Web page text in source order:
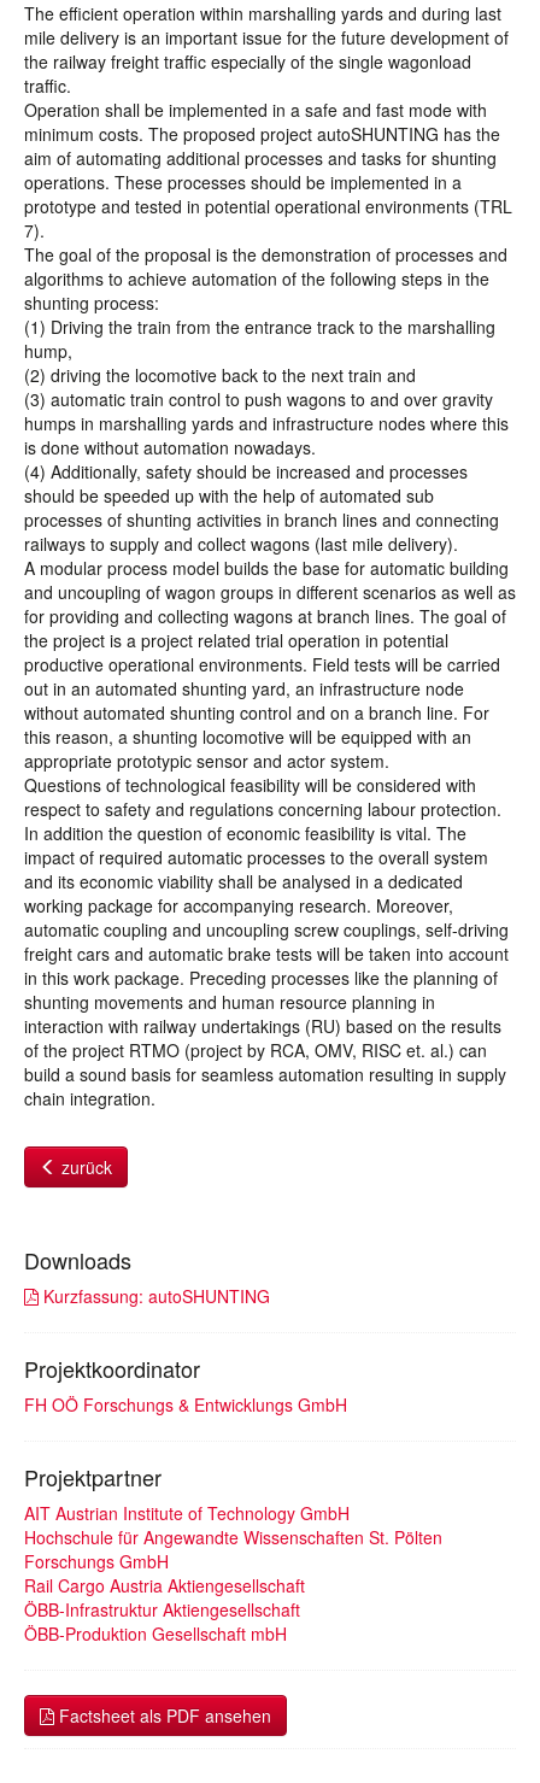
The efficient operation within marshalling yards and during last
mile delivery is an important issue for the future development of
the railway freight traffic especially of the single wagonload
traffic.
Operation shall be implemented in a safe and fast mode with
minimum costs. The proposed project autoSHUNTING has the
aim of automating additional processes and tasks for shunting
operations. These processes should be implemented in a
prototype and tested in potential operational environments (TRL
7).
The goal of the proposal is the demonstration of processes and
algorithms to achieve automation of the following steps in the
shunting process:
(1) Driving the train from the entrance track to the marshalling
hump,
(2) driving the locomotive back to the next train and
(3) automatic train control to push wagons to and over gravity
humps in marshalling yards and infrastructure nodes where this
is done without automation nowadays.
(4) Additionally, safety should be increased and processes
should be speeded up with the help of automated sub
processes of shunting activities in branch lines and connecting
railways to supply and collect wagons (last mile delivery).
A modular process model builds the base for automatic building
and uncoupling of wagon groups in different scenarios as well as
for providing and collecting wagons at branch lines. The goal of
the project is a project related trial operation in potential
productive operational environments. Field tests will be carried
out in an automated shunting yard, an infrastructure node
without automated shunting control and on a branch line. For
this reason, a shunting locomotive will be equipped with an
appropriate prototypic sensor and actor system.
Questions of technological feasibility will be considered with
respect to safety and regulations concerning labour protection.
In addition the question of economic feasibility is vital. The
impact of required automatic processes to the overall system
and its economic viability shall be analysed in a dedicated
working package for accompanying research. Moreover,
automatic coupling and uncoupling screw couplings, self-driving
freight cars and automatic brake tests will be taken into account
in this work package. Preceding processes like the planning of
shunting movements and human resource planning in
interaction with railway undertakings (RU) based on the results
of the project RTMO (project by RCA, OMV, RISC et. al.) can
build a sound basis for seamless automation resulting in supply
chain integration.
zurück
Downloads
Kurzfassung: autoSHUNTING
Projektkoordinator
FH OÖ Forschungs & Entwicklungs GmbH
Projektpartner
AIT Austrian Institute of Technology GmbH
Hochschule für Angewandte Wissenschaften St. Pölten
Forschungs GmbH
Rail Cargo Austria Aktiengesellschaft
ÖBB-Infrastruktur Aktiengesellschaft
ÖBB-Produktion Gesellschaft mbH
Factsheet als PDF ansehen